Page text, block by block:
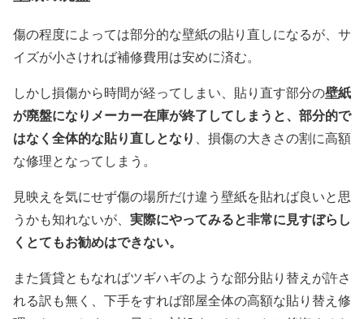
傷の程度によっては部分的な壁紙の貼り直しになるが、サ
イズが小さければ補修費用は安めに済む。
しかし損傷から時間が経ってしまい、貼り直す部分の壁紙
が廃盤になりメーカー在庫が終了してしまうと、部分的で
はなく全体的な貼り直しとなり
損傷の大きさの割に高額
な修理となってしまう。
見映えを気にせず傷の場所だけ違う壁紙を貼れば良いと思
うかも知れないが、 実際にやってみると非常に見すぼらし
くとてもお勧めはできない。
また賃貸ともなればツギハギのような部分貼り替えが許さ
れる訳も無く、下手をすれば部屋全体の高額な貼り替え修